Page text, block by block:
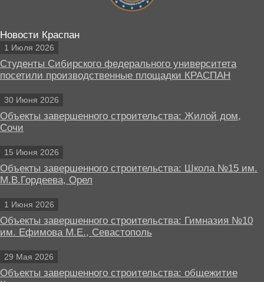
Новости Краспан
1 Июля 2026
Студенты Сибирского федерального университета
посетили производственные площадки КРАСПАН
30 Июня 2026
Объекты завершенного строительства: Жилой дом,
Сочи
15 Июня 2026
Объекты завершенного строительства: Школа №15 им.
М.В.Гордеева, Орел
1 Июня 2026
Объекты завершенного строительства: Гимназия №10
им. Ефимова М.Е., Севастополь
29 Мая 2026
Объекты завершенного строительства: общежитие